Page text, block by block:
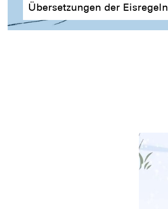
Übersetzungen der Eisregeln